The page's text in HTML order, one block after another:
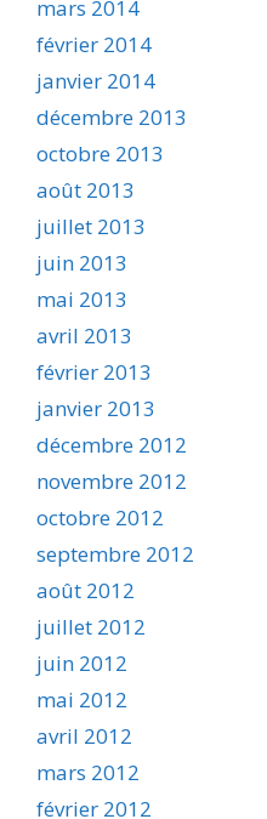
mars 2014
février 2014
janvier 2014
décembre 2013
octobre 2013
août 2013
juillet 2013
juin 2013
mai 2013
avril 2013
février 2013
janvier 2013
décembre 2012
novembre 2012
octobre 2012
septembre 2012
août 2012
juillet 2012
juin 2012
mai 2012
avril 2012
mars 2012
février 2012